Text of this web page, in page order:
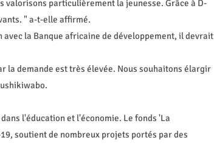
particulièrement la jeunesse. Grâce à D-
" a-t-elle affirmé.
la Banque africaine de développement, il devrait
la demande est très élevée. Nous souhaitons élargir
l'éducation et l'économie. Le fonds 'La
soutient de nombreux projets portés par des